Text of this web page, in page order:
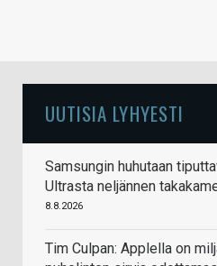
UUTISIA LYHYESTI
Samsungin huhutaan
Ultrasta neljännen
8.8.2026
Tim Culpan: Applella on